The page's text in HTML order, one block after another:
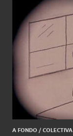
A FONDO / COLECTIVA